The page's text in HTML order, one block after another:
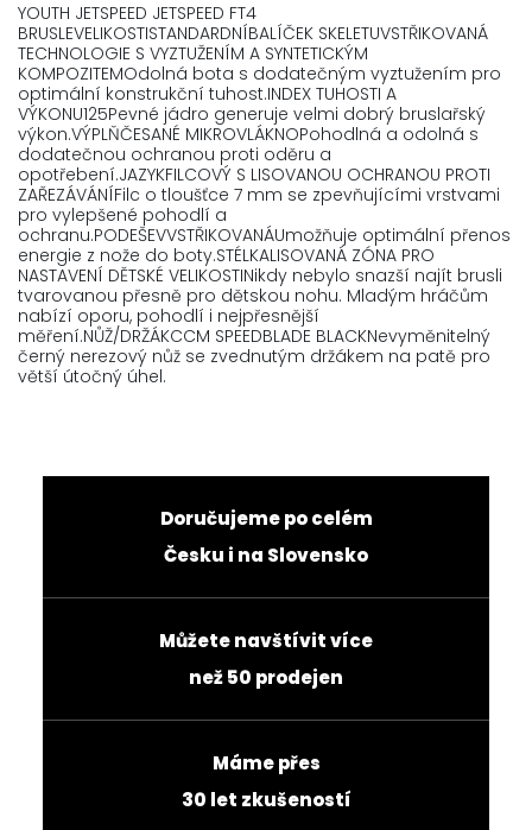
YOUTH JETSPEED JETSPEED FT4
BRUSLEVELIKOSTISTANDARDNÍBALÍČEK SKELETUVSTŘIKOVANÁ
TECHNOLOGIE S VYZTUŽENÍM A SYNTETICKÝM
KOMPOZITEMOdolná bota s dodatečným vyztužením pro
optimální konstrukční tuhost.INDEX TUHOSTI A
VÝKONU125Pevné jádro generuje velmi dobrý bruslařský
výkon.VÝPLŇČESANÉ MIKROVLÁKNOPohodlná a odolná s
dodatečnou ochranou proti oděru a
opotřebení.JAZYKFILCOVÝ S LISOVANOU OCHRANOU PROTI
ZAŘEZÁVÁNÍFilc o tloušťce 7 mm se zpevňujícími vrstvami
pro vylepšené pohodlí a
ochranu.PODEŠEVVSTŘIKOVANÁUmožňuje optimální přenos
energie z nože do boty.STÉLKALISOVANÁ ZÓNA PRO
NASTAVENÍ DĚTSKÉ VELIKOSTINikdy nebylo snazší najít brusli
tvarovanou přesně pro dětskou nohu. Mladým hráčům
nabízí oporu, pohodlí i nejpřesnější
měření.NŮŽ/DRŽÁKCCM SPEEDBLADE BLACKNevyměnitelný
černý nerezový nůž se zvednutým držákem na patě pro
větší útočný úhel.
Doručujeme po celém
Česku i na Slovensko
Můžete navštívit více
než 50 prodejen
Máme přes
30 let zkušeností